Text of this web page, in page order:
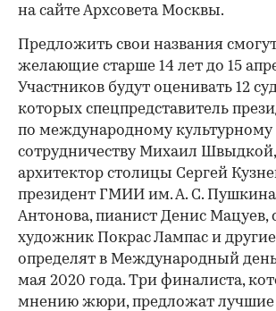
на сайте Архсовета Москвы.
Предложить свои названия
желающие старше 14 лет до 15
Участников будут оценивать 12
которых спецпредставитель
по международному культурному
сотрудничеству Михаил
архитектор столицы Сергей
президент ГМИИ им. А. С.
Антонова, пианист Денис Мацуев,
художник Покрас Лампас и
определят в Международный день
мая 2020 года. Три финалиста,
мнению жюри, предложат лучшие